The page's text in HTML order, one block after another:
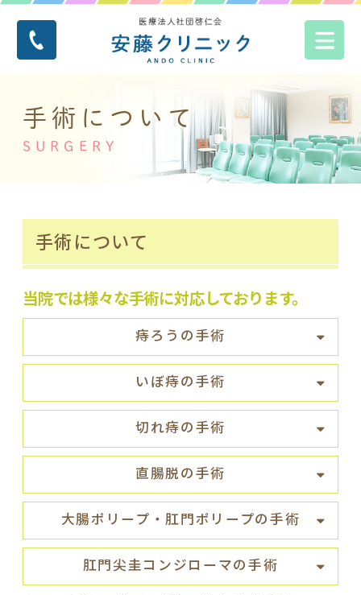
手術について
SURGERY
手術について
当院では様々な手術に対応しております。
痔ろうの手術
いぼ痔の手術
切れ痔の手術
直腸脱の手術
大腸ポリープ ・肛門ポリープの手術
肛門尖圭コンジローマの手術